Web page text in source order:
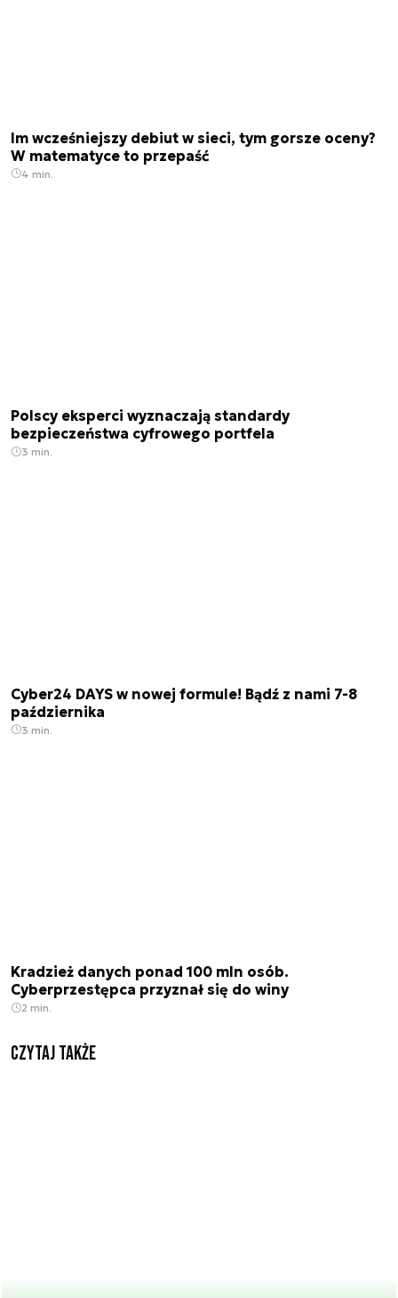
Im wcześniejszy debiut w sieci, tym gorsze oceny?
W matematyce to przepaść
4 min.
Polscy eksperci wyznaczają standardy
bezpieczeństwa cyfrowego portfela
3 min.
Cyber24 DAYS w nowej formule! Bądź z nami 7-8
października
3 min.
Kradzież danych ponad 100 mln osób.
Cyberprzestępca przyznał się do winy
2 min.
Czytaj także